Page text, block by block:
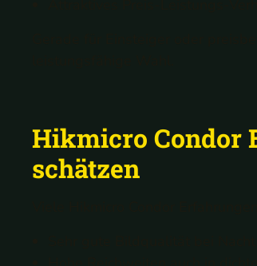
Hikmicro Condor
schätzen